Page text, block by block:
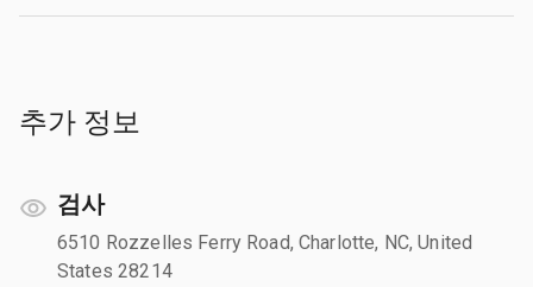
추가 정보
검사
6510 Rozzelles Ferry Road, Charlotte, NC, United
States 28214